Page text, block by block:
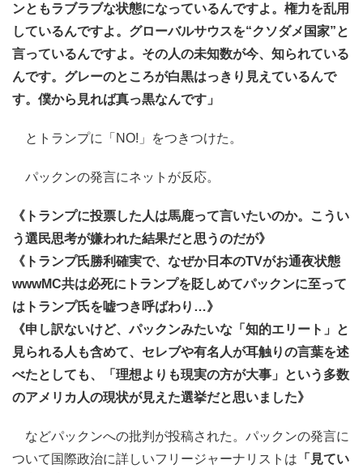
ンともラブラブな状態になっているんですよ。権力を乱用
しているんですよ。グローバルサウスを“クソダメ国家”と
言っているんですよ。その人の未知数が今、知られている
んです。グレーのところが白黒はっきり見えているんで
す。僕から見れば真っ黒なんです」
とトランプに「NO!」をつきつけた。
パックンの発言にネットが反応。
《トランプに投票した人は馬鹿って言いたいのか。こうい
う選民思考が嫌われた結果だと思うのだが》
《トランプ氏勝利確実で、なぜか日本のTVがお通夜状態
wwwMC共は必死にトランプを貶しめてパックンに至って
はトランプ氏を嘘つき呼ばわり…》
《申し訳ないけど、パックンみたいな「知的エリート」と
見られる人も含めて、セレブや有名人が耳触りの言葉を述
べたとしても、「理想よりも現実の方が大事」という多数
のアメリカ人の現状が見えた選挙だと思いました》
などパックンへの批判が投稿された。パックンの発言に
ついて国際政治に詳しいフリージャーナリストは 「見てい